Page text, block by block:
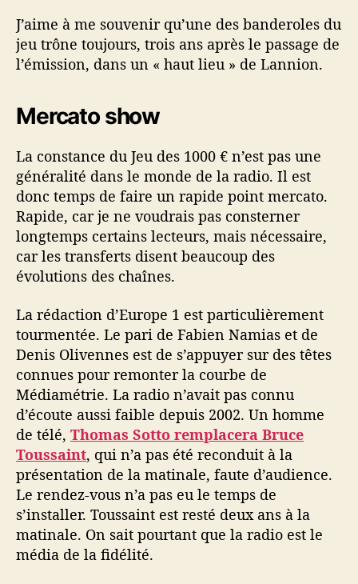
J’aime à me souvenir qu’une des banderoles du
jeu trône toujours, trois ans après le passage de
l’émission, dans un « haut lieu » de Lannion.
Mercato show
La constance du Jeu des 1000 € n’est pas une
généralité dans le monde de la radio. Il est
donc temps de faire un rapide point mercato.
Rapide, car je ne voudrais pas consterner
longtemps certains lecteurs, mais nécessaire,
car les transferts disent beaucoup des
évolutions des chaînes.
La rédaction d’Europe 1 est particulièrement
tourmentée. Le pari de Fabien Namias et de
Denis Olivennes est de s’appuyer sur des têtes
connues pour remonter la courbe de
Médiamétrie. La radio n’avait pas connu
d’écoute aussi faible depuis 2002. Un homme
de télé, Thomas Sotto remplacera Bruce
Toussaint, qui n’a pas été reconduit à la
présentation de la matinale, faute d’audience.
Le rendez-vous n’a pas eu le temps de
s’installer. Toussaint est resté deux ans à la
matinale. On sait pourtant que la radio est le
média de la fidélité.